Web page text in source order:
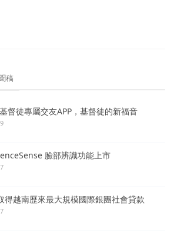
稿
督徒專屬交友APP，基督徒的新福音
臉部辨識功能上市
得越南歷來最大規模國際銀團社會貸款